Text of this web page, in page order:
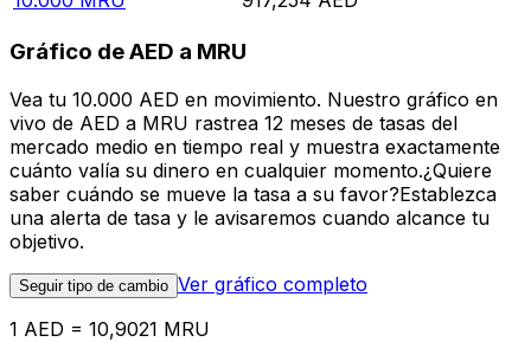
Gráfico de AED a MRU
Vea tu 10.000 AED en movimiento. Nuestro gráfico en
vivo de AED a MRU rastrea 12 meses de tasas del
mercado medio en tiempo real y muestra exactamente
cuánto valía su dinero en cualquier momento.¿Quiere
saber cuándo se mueve la tasa a su favor?Establezca
una alerta de tasa y le avisaremos cuando alcance tu
objetivo.
Seguir tipo de cambio Ver gráfico completo
1 AED = 10,9021 MRU